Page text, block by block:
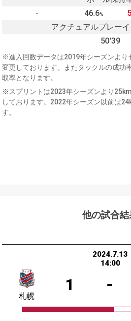
-
46.6%
アクチュアルプレー
50'39
※進入回数データは2019年シーズンより
変更しております。またタックルの成功
取率となります。
※スプリントは2023年シーズンより
しております。2022年シーズン以前は
す。
他の試合結
2024.7.13
14:00
1 -
札幌